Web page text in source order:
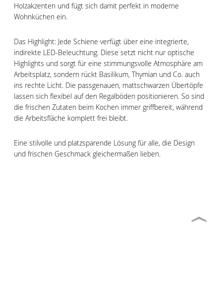
Holzakzenten und fügt sich damit perfekt in moderne
Wohnküchen ein.
Das Highlight: Jede Schiene verfügt über eine integrierte,
indirekte LED-Beleuchtung. Diese setzt nicht nur optische
Highlights und sorgt für eine stimmungsvolle Atmosphäre am
Arbeitsplatz, sondern rückt Basilikum, Thymian und Co. auch
ins rechte Licht. Die passgenauen, mattschwarzen Übertöpfe
lassen sich flexibel auf den Regalböden positionieren. So sind
die frischen Zutaten beim Kochen immer griffbereit, während
die Arbeitsfläche komplett frei bleibt.
Eine stilvolle und platzsparende Lösung für alle, die Design
und frischen Geschmack gleichermaßen lieben.